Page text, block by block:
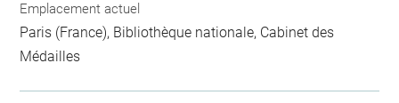
Emplacement actuel
Paris (France), Bibliothèque nationale, Cabinet des
Médailles